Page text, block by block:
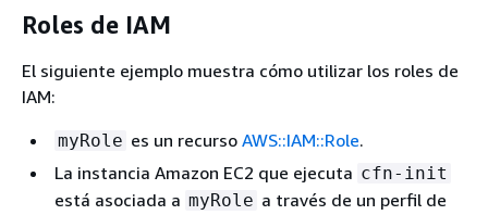
Roles de IAM
El siguiente ejemplo muestra cómo utilizar los roles de
IAM:
myRole es un recurso AWS::IAM::Role.
La instancia Amazon EC2 que ejecuta cfn-init
está asociada a myRole a través de un perfil de